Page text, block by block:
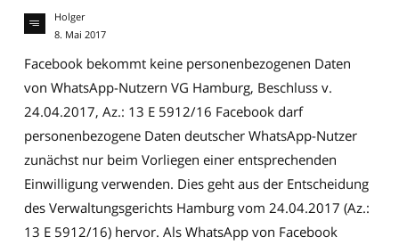
Holger
8. Mai 2017
Facebook bekommt keine personenbezogenen Daten
von WhatsApp-Nutzern VG Hamburg, Beschluss v.
24.04.2017, Az.: 13 E 5912/16 Facebook darf
personenbezogene Daten deutscher WhatsApp-Nutzer
zunächst nur beim Vorliegen einer entsprechenden
Einwilligung verwenden. Dies geht aus der Entscheidung
des Verwaltungsgerichts Hamburg vom 24.04.2017 (Az.:
13 E 5912/16) hervor. Als WhatsApp von Facebook